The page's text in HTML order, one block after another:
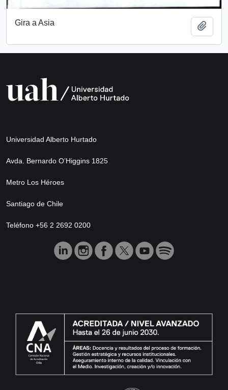
Gira a Asia
Universidad Alberto Hurtado
Avda. Bernardo O’Higgins 1825
Metro Los Héroes
Santiago de Chile
Teléfono +56 2 2692 0200